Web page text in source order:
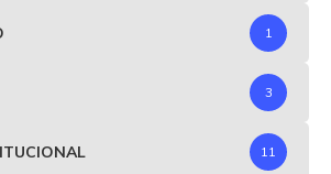
1
3
11